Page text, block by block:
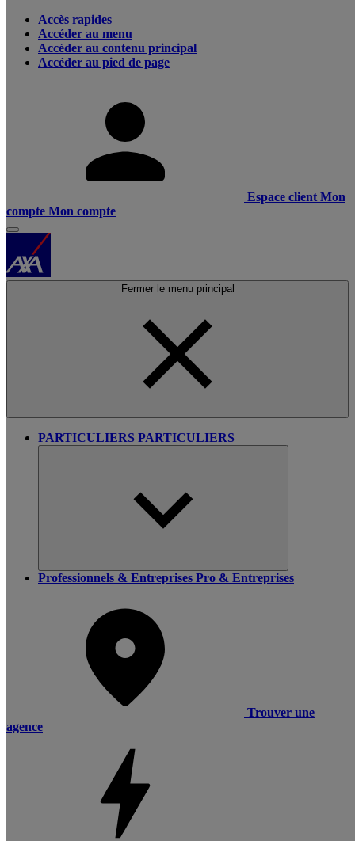
Accès rapides
Accéder au menu
Accéder au contenu principal
Accéder au pied de page
Espace client Mon
compte Mon compte
Fermer le menu principal
PARTICULIERS PARTICULIERS
Professionnels & Entreprises Pro & Entreprises
Trouver une
agence